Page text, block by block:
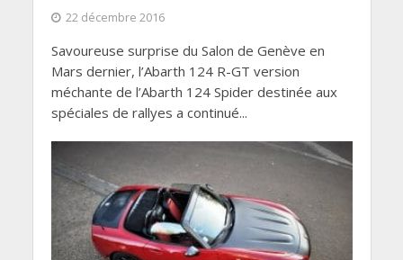
22 décembre 2016
Savoureuse surprise du Salon de Genève en
Mars dernier, l’Abarth 124 R-GT version
méchante de l’Abarth 124 Spider destinée aux
spéciales de rallyes a continué...